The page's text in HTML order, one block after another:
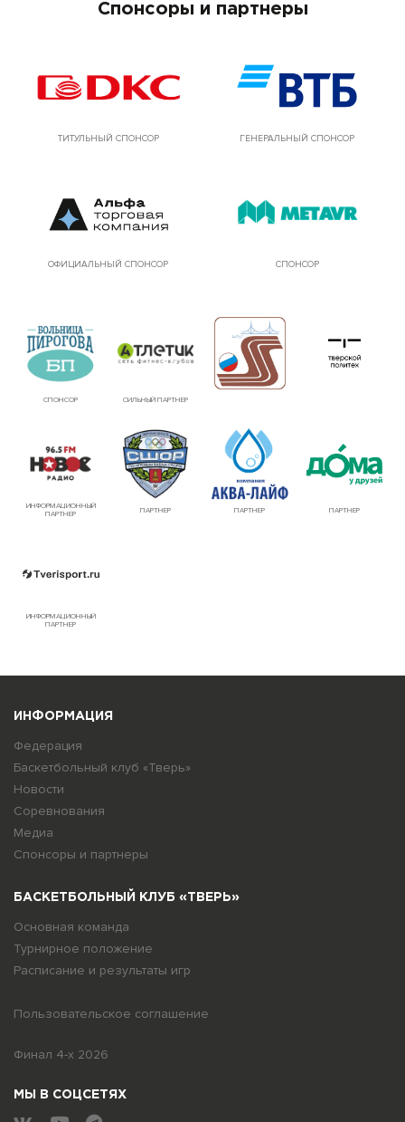
Спонсоры и партнеры
ТИТУЛЬНЫЙ СПОНСОР ГЕНЕРАЛЬНЫЙ СПОНСОР
ОФИЦИАЛЬНЫЙ СПОНСОР СПОНСОР
СПОНСОР СИЛЬНЫЙ ПАРТНЕР
ИНФОРМАЦИОННЫЙ
ПАРТНЕР
ПАРТНЕР ПАРТНЕР ПАРТНЕР
ИНФОРМАЦИОННЫЙ
ПАРТНЕР
ИНФОРМАЦИЯ
Федерация
Баскетбольный клуб «Тверь»
Новости
Соревнования
Медиа
Спонсоры и партнеры
БАСКЕТБОЛЬНЫЙ КЛУБ «ТВЕРЬ»
Основная команда
Турнирное положение
Расписание и результаты игр
Пользовательское соглашение
Финал 4-х 2026
МЫ В СОЦСЕТЯХ